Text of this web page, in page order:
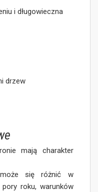
i długowieczna
drzew
mają charakter
może się różnić w
roku, warunków